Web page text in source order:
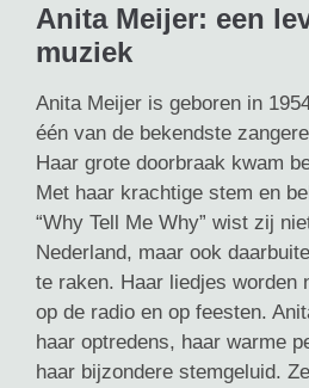
Anita Meijer: een
muziek
Anita Meijer is geboren in
één van de bekendste
Haar grote doorbraak kwam
Met haar krachtige stem en
“Why Tell Me Why” wist zij
Nederland, maar ook
te raken. Haar liedjes worden
op de radio en op feesten.
haar optredens, haar warme
haar bijzondere stemgeluid.